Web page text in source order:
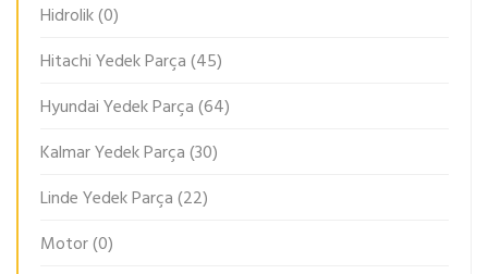
Hidrolik(0)
Hitachi Yedek Parça(45)
Hyundai Yedek Parça(64)
Kalmar Yedek Parça(30)
Linde Yedek Parça(22)
Motor(0)